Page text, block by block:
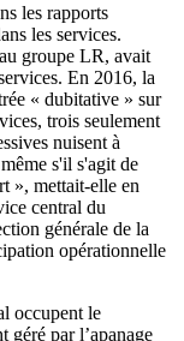
les rapports
les services.
groupe LR, avait
En 2016, la
« dubitative » sur
trois seulement
nuisent à
s'il s'agit de
», mettait-elle en
central du
générale de la
opérationnelle
occupent le
géré par l’apanage